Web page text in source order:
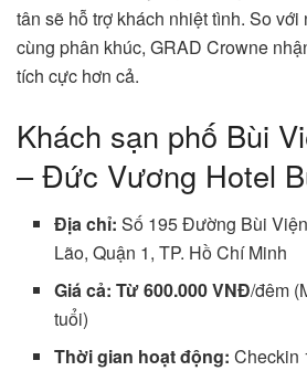
tân sẽ hỗ trợ khách nhiệt tình. So
cùng phân khúc, GRAD Crowne
tích cực hơn cả.
Khách sạn phố Bùi
– Đức Vương Hotel
Địa chỉ: Số 195 Đường Bùi
Lão, Quận 1, TP. Hồ Chí Minh
Giá cả: Từ 600.000 VNĐ/đêm
tuổi)
Thời gian hoạt động: Checkin